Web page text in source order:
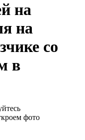
на
на
со
в
фото